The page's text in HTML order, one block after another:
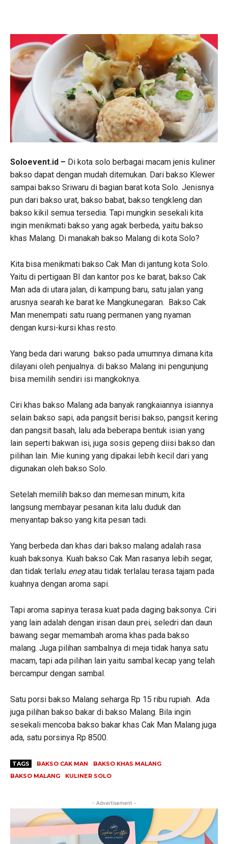
Soloevent.id – Di kota solo berbagai macam jenis kuliner
bakso dapat dengan mudah ditemukan. Dari bakso Klewer
sampai bakso Sriwaru di bagian barat kota Solo. Jenisnya
pun dari bakso urat, bakso babat, bakso tengkleng dan
bakso kikil semua tersedia. Tapi mungkin sesekali kita
ingin menikmati bakso yang agak berbeda, yaitu bakso
khas Malang. Di manakah bakso Malang di kota Solo?
Kita bisa menikmati bakso Cak Man di jantung kota Solo.
Yaitu di pertigaan BI dan kantor pos ke barat, bakso Cak
Man ada di utara jalan, di kampung baru, satu jalan yang
arusnya searah ke barat ke Mangkunegaran. Bakso Cak
Man menempati satu ruang permanen yang nyaman
dengan kursi-kursi khas resto.
Yang beda dari warung bakso pada umumnya dimana kita
dilayani oleh penjualnya. di bakso Malang ini pengunjung
bisa memilih sendiri isi mangkoknya.
Ciri khas bakso Malang ada banyak rangkaiannya isiannya
selain bakso sapi, ada pangsit berisi bakso, pangsit kering
dan pangsit basah, lalu ada beberapa bentuk isian yang
lain seperti bakwan isi, juga sosis gepeng diisi bakso dan
pilihan lain. Mie kuning yang dipakai lebih kecil dari yang
digunakan oleh bakso Solo.
Setelah memilih bakso dan memesan minum, kita
langsung membayar pesanan kita lalu duduk dan
menyantap bakso yang kita pesan tadi.
Yang berbeda dan khas dari bakso malang adalah rasa
kuah baksonya. Kuah bakso Cak Man rasanya lebih segar,
dan tidak terlalu enegatau tidak terlalau terasa tajam pada
kuahnya dengan aroma sapi.
Tapi aroma sapinya terasa kuat pada daging baksonya. Ciri
yang lain adalah dengan irisan daun prei, seledri dan daun
bawang segar memambah aroma khas pada bakso
malang. Juga pilihan sambalnya di meja tidak hanya satu
macam, tapi ada pilihan lain yaitu sambal kecap yang telah
bercampur dengan sambal.
Satu porsi bakso Malang seharga Rp 15 ribu rupiah. Ada
juga pilihan bakso bakar di bakso Malang. Bila ingin
sesekali mencoba bakso bakar khas Cak Man Malang juga
ada, satu porsinya Rp 8500.
TAGS BAKSO CAK MAN
BAKSO KHAS MALANG
BAKSO MALANG
KULINER SOLO
- Advertisement -